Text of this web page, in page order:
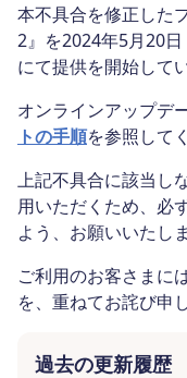
本不具合を修正した
2』を2024年5月20
にて提供を開始して
オンラインアップデ
トの手順を参照して
上記不具合に該当し
用いただくため、必
よう、お願いいたしま
ご利用のお客さまに
を、重ねてお詫び申
過去の更新履歴